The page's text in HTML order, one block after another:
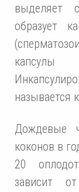
выделяет
образует
называется
Дождевые
коконов в
20
зависит